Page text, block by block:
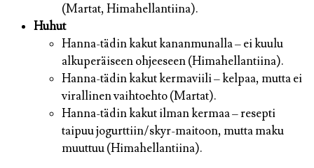
(Martat, Himahellantiina).
Huhut
Hanna-tädin kakut kananmunalla – ei kuulu
alkuperäiseen ohjeeseen (Himahellantiina).
Hanna-tädin kakut kermaviili – kelpaa, mutta ei
virallinen vaihtoehto (Martat).
Hanna-tädin kakut ilman kermaa – resepti
taipuu jogurttiin/skyr-maitoon, mutta maku
muuttuu (Himahellantiina).